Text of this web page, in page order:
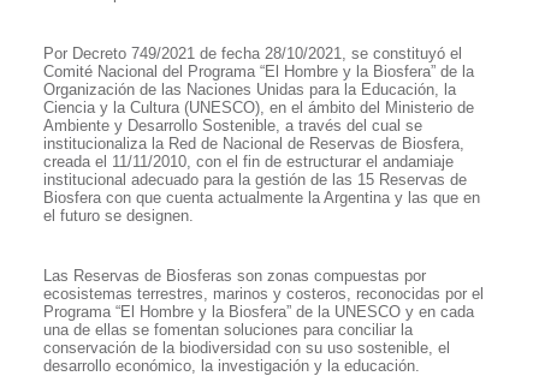
Por Decreto 749/2021 de fecha 28/10/2021, se constituyó el
Comité Nacional del Programa “El Hombre y la Biosfera” de la
Organización de las Naciones Unidas para la Educación, la
Ciencia y la Cultura (UNESCO), en el ámbito del Ministerio de
Ambiente y Desarrollo Sostenible, a través del cual se
institucionaliza la Red de Nacional de Reservas de Biosfera,
creada el 11/11/2010, con el fin de estructurar el andamiaje
institucional adecuado para la gestión de las 15 Reservas de
Biosfera con que cuenta actualmente la Argentina y las que en
el futuro se designen.
Las Reservas de Biosferas son zonas compuestas por
ecosistemas terrestres, marinos y costeros, reconocidas por el
Programa “El Hombre y la Biosfera” de la UNESCO y en cada
una de ellas se fomentan soluciones para conciliar la
conservación de la biodiversidad con su uso sostenible, el
desarrollo económico, la investigación y la educación.